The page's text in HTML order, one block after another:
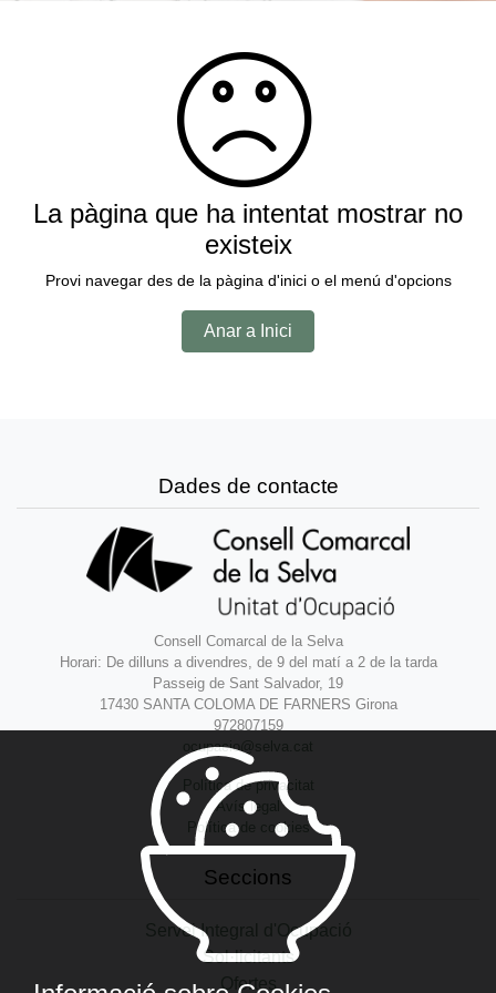
La pàgina que ha intentat mostrar no
existeix
Provi navegar des de la pàgina d'inici o el menú d'opcions
Anar a Inici
Dades de contacte
Consell Comarcal de la Selva
Horari: De dilluns a divendres, de 9 del matí a 2 de la tarda
Passeig de Sant Salvador, 19
17430 SANTA COLOMA DE FARNERS Girona
972807159
ocupacio@selva.cat
Política de privacitat
Avís legal
Política de cookies
Seccions
Servei Integral d'Ocupació
Sol·licitants
Ofertes